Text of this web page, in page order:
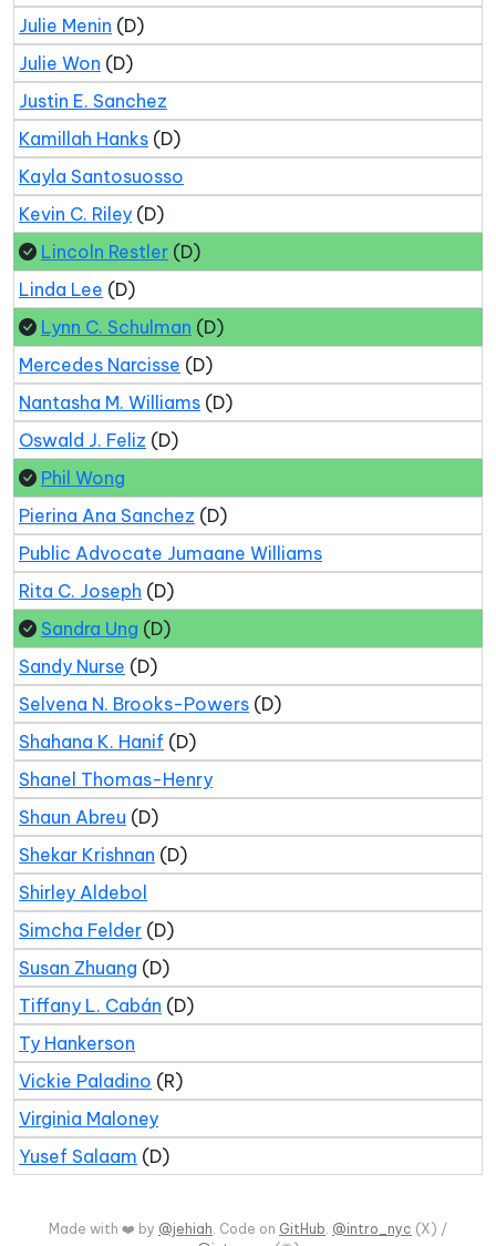
Julie Menin (D)
Julie Won (D)
Justin E. Sanchez
Kamillah Hanks (D)
Kayla Santosuosso
Kevin C. Riley (D)
Lincoln Restler (D)
Linda Lee (D)
Lynn C. Schulman (D)
Mercedes Narcisse (D)
Nantasha M. Williams (D)
Oswald J. Feliz (D)
Phil Wong
Pierina Ana Sanchez (D)
Public Advocate Jumaane Williams
Rita C. Joseph (D)
Sandra Ung (D)
Sandy Nurse (D)
Selvena N. Brooks-Powers (D)
Shahana K. Hanif (D)
Shanel Thomas-Henry
Shaun Abreu (D)
Shekar Krishnan (D)
Shirley Aldebol
Simcha Felder (D)
Susan Zhuang (D)
Tiffany L. Cabán (D)
Ty Hankerson
Vickie Paladino (R)
Virginia Maloney
Yusef Salaam (D)
Made with ❤️ by @jehiah. Code on GitHub. @intro_nyc (X) /